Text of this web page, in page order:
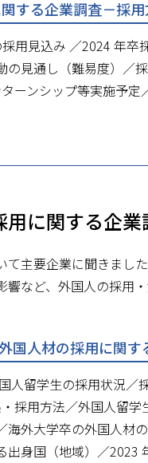
する企業調査－採用
用見込み ／2024 年
の見通し（難易度）／
ーンシップ等実施予
に関する企業
て主要企業に聞きまし
響など、外国人の採用
国人材の採用に関
人留学生の採用状況／
採用方法／外国人留
海外大学卒の外国人材
出身国（地域）／2023